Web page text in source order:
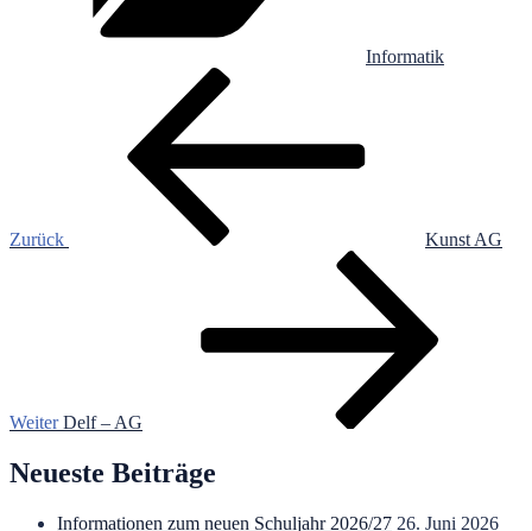
Informatik
Beitragsnavigation
Zurück
Kunst AG
Weiter Delf – AG
Neueste Beiträge
Informationen zum neuen Schuljahr 2026/27 26. Juni 2026